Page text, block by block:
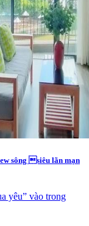
sông siêu lãn mạn